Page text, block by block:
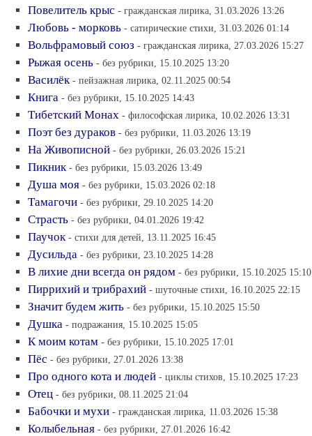
Повелитель крыс - гражданская лирика, 31.03.2026 13:26
Любовь - морковь - сатирические стихи, 31.03.2026 01:14
Вольфрамовый союз - гражданская лирика, 27.03.2026 15:27
Рыжая осень - без рубрики, 15.10.2025 13:20
Василёк - пейзажная лирика, 02.11.2025 00:54
Книга - без рубрики, 15.10.2025 14:43
Тибетский Монах - философская лирика, 10.02.2026 13:31
Поэт без дураков - без рубрики, 11.03.2026 13:19
На Живописной - без рубрики, 26.03.2026 15:21
Пикник - без рубрики, 15.03.2026 13:49
Душа моя - без рубрики, 15.03.2026 02:18
Тамагочи - без рубрики, 29.10.2025 14:20
Страсть - без рубрики, 04.01.2026 19:42
Паучок - стихи для детей, 13.11.2025 16:45
Дусильда - без рубрики, 23.10.2025 14:28
В лихие дни всегда он рядом - без рубрики, 15.10.2025 15:10
Пиррихий и трибрахий - шуточные стихи, 16.10.2025 22:15
Значит будем жить - без рубрики, 15.10.2025 15:50
Душка - подражания, 15.10.2025 15:05
К моим котам - без рубрики, 15.10.2025 17:01
Пёс - без рубрики, 27.01.2026 13:38
Про одного кота и людей - циклы стихов, 15.10.2025 17:23
Отец - без рубрики, 08.11.2025 21:04
Бабочки и мухи - гражданская лирика, 11.03.2026 15:38
Колыбельная - без рубрики, 27.01.2026 16:42